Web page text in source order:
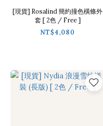
[現貨] Rosalind 簡約撞色橫條外
套 [ 2色 / Free ]
NT$4,080